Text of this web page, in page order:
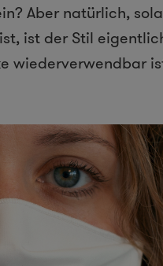
Aber natürlich,
ist der Stil
wiederverwendbar